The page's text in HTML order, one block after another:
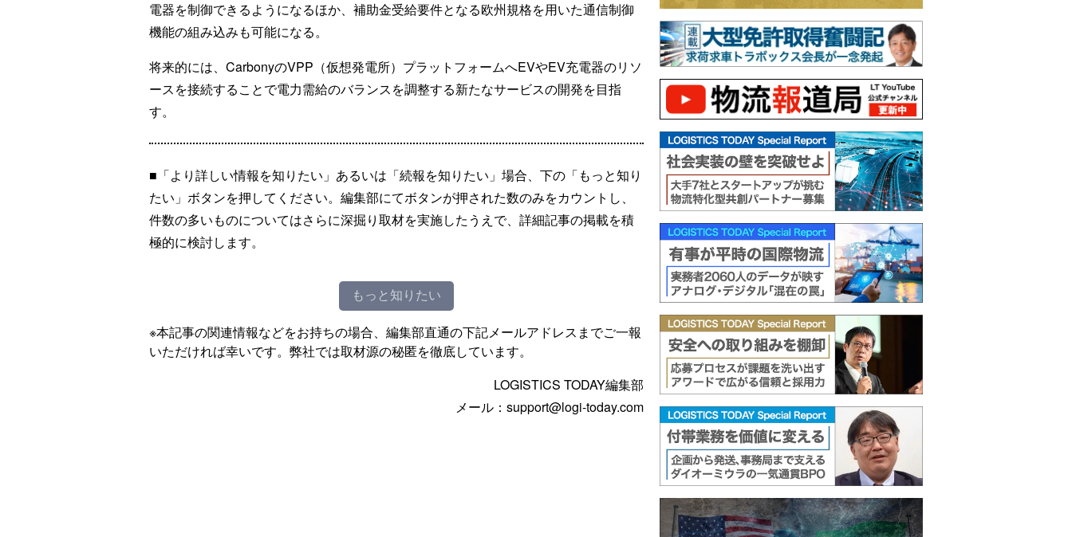
電器を制御できるようになるほか、補助金受給要件となる欧州規格を用いた通信制御
機能の組み込みも可能になる。
将来的には、CarbonyのVPP（仮想発電所）プラットフォームへEVやEV充電器のリソ
ースを接続することで電力需給のバランスを調整する新たなサービスの開発を目指
す。
■「より詳しい情報を知りたい」あるいは「続報を知りたい」場合、下の「もっと知り
たい」ボタンを押してください。編集部にてボタンが押された数のみをカウントし、
件数の多いものについてはさらに深掘り取材を実施したうえで、詳細記事の掲載を積
極的に検討します。
もっと知りたい
※本記事の関連情報などをお持ちの場合、編集部直通の下記メールアドレスまでご一報
いただければ幸いです。弊社では取材源の秘匿を徹底しています。
LOGISTICS TODAY編集部
メール：support@logi-today.com